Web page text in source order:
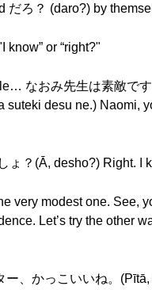
だろ？ (daro?) by
know” or “right?"
なおみ先生は素敵です
suteki desu ne.) Naomi,
ょ？(Ā, desho?) Right. I
very modest one. See,
Let’s try the other
ー、かっこいいね。